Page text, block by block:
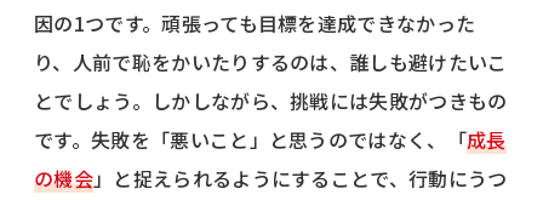
因の1つです。頑張っても目標を達成できなかった
り、人前で恥をかいたりするのは、誰しも避けたいこ
とでしょう。しかしながら、挑戦には失敗がつきもの
です。失敗を「悪いこと」と思うのではなく、「成長
の機会」と捉えられるようにすることで、行動にうつ